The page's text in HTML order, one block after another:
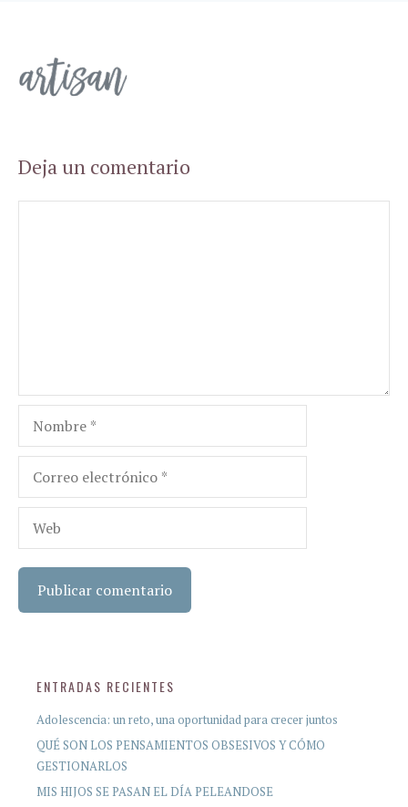
Deja un comentario
Nombre
Correo
electrónico
Web
ENTRADAS RECIENTES
Adolescencia: un reto, una oportunidad para crecer juntos
QUÉ SON LOS PENSAMIENTOS OBSESIVOS Y CÓMO
GESTIONARLOS
MIS HIJOS SE PASAN EL DÍA PELEANDOSE